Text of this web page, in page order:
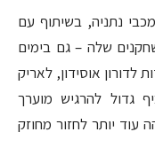
נתניה, בשיתוף עם
שלה – גם בימים
לדורון אוסידון, לאריק
גדול להרגיש מוערך
עוד יותר לחזור מחוזק